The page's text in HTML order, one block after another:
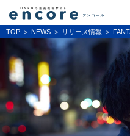
TOP NEWS リリース情報